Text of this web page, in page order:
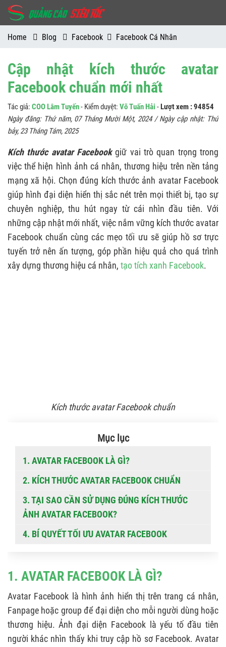
Home Blog Facebook Facebook Cá Nhân
Cập nhật kích thước avatar
Facebook chuẩn mới nhất
Tác giả: COO Lâm Tuyến- Kiểm duyệt: Võ Tuấn Hải -Lượt xem : 94854
Ngày đăng: Thứ năm, 07 Tháng Mười Một, 2024/ Ngày cập nhật: Thứ
bảy, 23 Tháng Tám, 2025
Kích thước avatar Facebookgiữ vai trò quan trọng trong
việc thể hiện hình ảnh cá nhân, thương hiệu trên nền tảng
mạng xã hội. Chọn đúng kích thước ảnh avatar Facebook
giúp hình đại diện hiển thị sắc nét trên mọi thiết bị, tạo sự
chuyên nghiệp, thu hút ngay từ cái nhìn đầu tiên. Với
những cập nhật mới nhất, việc nắm vững kích thước avatar
Facebook chuẩn cùng các mẹo tối ưu sẽ giúp hồ sơ trực
tuyến trở nên ấn tượng, góp phần hiệu quả cho quá trình
xây dựng thương hiệu cá nhân, tạo tích xanh Facebook.
Kích thước avatar Facebook chuẩn
Mục lục
1. AVATAR FACEBOOK LÀ GÌ?
2. KÍCH THƯỚC AVATAR FACEBOOK CHUẨN
3. TẠI SAO CẦN SỬ DỤNG ĐÚNG KÍCH THƯỚC
ẢNH AVATAR FACEBOOK?
4. BÍ QUYẾT TỐI ƯU AVATAR FACEBOOK
1. AVATAR FACEBOOK LÀ GÌ?
Avatar Facebook là hình ảnh hiển thị trên trang cá nhân,
Fanpage hoặc group để đại diện cho mỗi người dùng hoặc
thương hiệu. Ảnh đại diện Facebook là yếu tố đầu tiên
người khác nhìn thấy khi truy cập hồ sơ Facebook. Avatar